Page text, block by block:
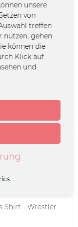
- CHANGES, go
Shirt - Wrestler
unsere
von
treffen
nutzen, gehen
können die
Klick auf
und